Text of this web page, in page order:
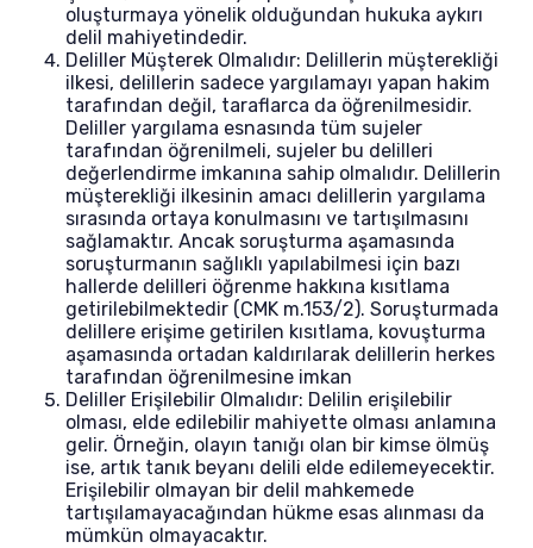
oluşturmaya yönelik olduğundan hukuka aykırı
delil mahiyetindedir.
Deliller Müşterek Olmalıdır: Delillerin müşterekliği
ilkesi, delillerin sadece yargılamayı yapan hakim
tarafından değil, taraflarca da öğrenilmesidir.
Deliller yargılama esnasında tüm sujeler
tarafından öğrenilmeli, sujeler bu delilleri
değerlendirme imkanına sahip olmalıdır. Delillerin
müşterekliği ilkesinin amacı delillerin yargılama
sırasında ortaya konulmasını ve tartışılmasını
sağlamaktır. Ancak soruşturma aşamasında
soruşturmanın sağlıklı yapılabilmesi için bazı
hallerde delilleri öğrenme hakkına kısıtlama
getirilebilmektedir (CMK m.153/2). Soruşturmada
delillere erişime getirilen kısıtlama, kovuşturma
aşamasında ortadan kaldırılarak delillerin herkes
tarafından öğrenilmesine imkan
Deliller Erişilebilir Olmalıdır: Delilin erişilebilir
olması, elde edilebilir mahiyette olması anlamına
gelir. Örneğin, olayın tanığı olan bir kimse ölmüş
ise, artık tanık beyanı delili elde edilemeyecektir.
Erişilebilir olmayan bir delil mahkemede
tartışılamayacağından hükme esas alınması da
mümkün olmayacaktır.